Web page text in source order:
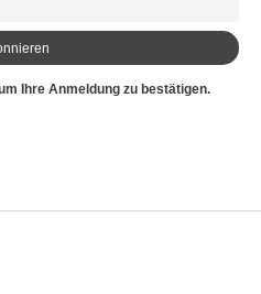
Ihre Anmeldung zu bestätigen.